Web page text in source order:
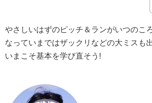
やさしいはずのピッチ＆ランがいつのこ
なっていまではザックリなどの大ミスも
いまこそ基本を学び直そう!